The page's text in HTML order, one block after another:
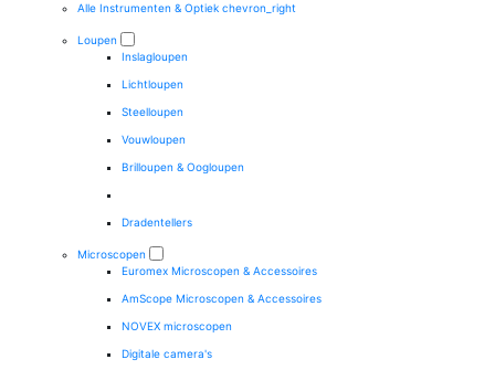
Alle Instrumenten & Optiek chevron_right
Loupen
Inslagloupen
Lichtloupen
Steelloupen
Vouwloupen
Brilloupen & Oogloupen
Dradentellers
Microscopen
Euromex Microscopen & Accessoires
AmScope Microscopen & Accessoires
NOVEX microscopen
Digitale camera's